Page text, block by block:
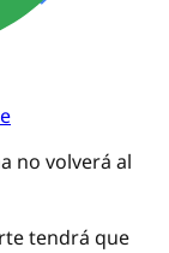
no volverá al
tendrá que